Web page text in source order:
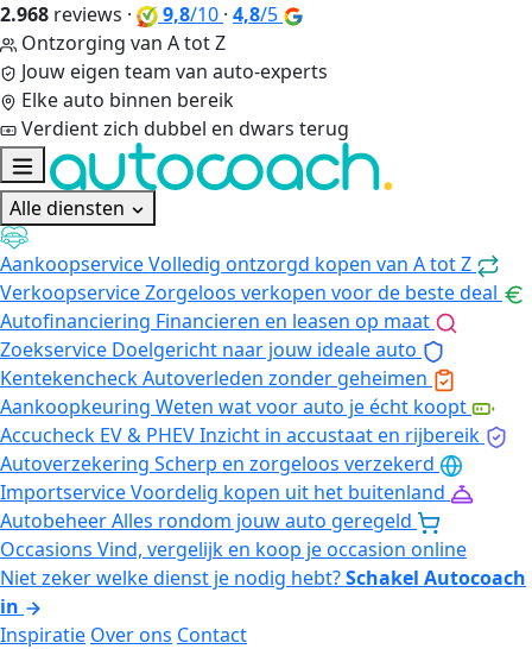
2.968 reviews · 9,8/10 · 4,8/5
Ontzorging van A tot Z
Jouw eigen team van auto-experts
Elke auto binnen bereik
Verdient zich dubbel en dwars terug
Alle diensten
AankoopserviceVolledig ontzorgd kopen van A tot Z
VerkoopserviceZorgeloos verkopen voor de beste deal
Autofinanciering Financieren en leasen op maat
Zoekservice Doelgericht naar jouw ideale auto
KentekencheckAutoverleden zonder geheimen
Aankoopkeuring Weten wat voor auto je écht koopt
Accucheck EV & PHEVInzicht in accustaat en rijbereik
Autoverzekering Scherp en zorgeloos verzekerd
ImportserviceVoordelig kopen uit het buitenland
AutobeheerAlles rondom jouw auto geregeld
Occasions Vind, vergelijk en koop je occasion online
Niet zeker welke dienst je nodig hebt?Schakel Autocoach
in
Inspiratie Over ons Contact